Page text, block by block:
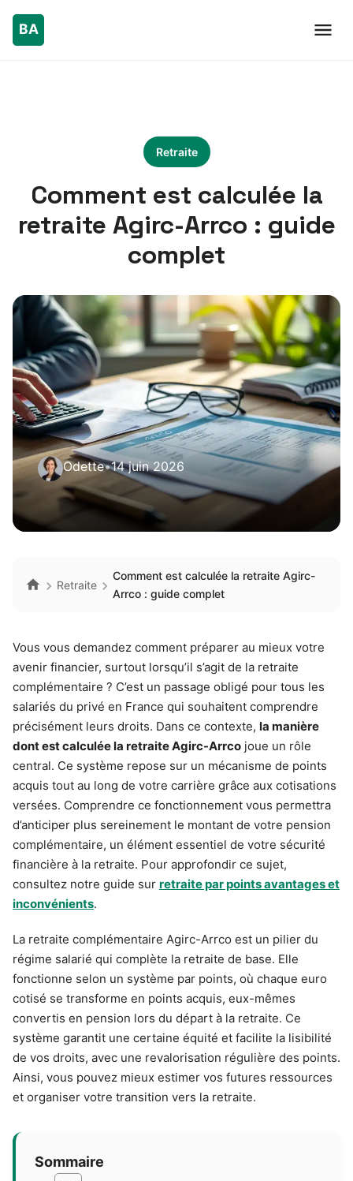
Retraite
Comment est calculée la
retraite Agirc-Arrco : guide
complet
Odette•14 juin 2026
Retraite
Comment est calculée la retraite Agirc-
Arrco : guide complet
Vous vous demandez comment préparer au mieux votre
avenir financier, surtout lorsqu’il s’agit de la retraite
complémentaire ? C’est un passage obligé pour tous les
salariés du privé en France qui souhaitent comprendre
précisément leurs droits. Dans ce contexte, la manière
dont est calculée la retraite Agirc-Arrco joue un rôle
central. Ce système repose sur un mécanisme de points
acquis tout au long de votre carrière grâce aux cotisations
versées. Comprendre ce fonctionnement vous permettra
d’anticiper plus sereinement le montant de votre pension
complémentaire, un élément essentiel de votre sécurité
financière à la retraite. Pour approfondir ce sujet,
consultez notre guide sur retraite par points avantages et
inconvénients.
La retraite complémentaire Agirc-Arrco est un pilier du
régime salarié qui complète la retraite de base. Elle
fonctionne selon un système par points, où chaque euro
cotisé se transforme en points acquis, eux-mêmes
convertis en pension lors du départ à la retraite. Ce
système garantit une certaine équité et facilite la lisibilité
de vos droits, avec une revalorisation régulière des points.
Ainsi, vous pouvez mieux estimer vos futures ressources
et organiser votre transition vers la retraite.
Sommaire